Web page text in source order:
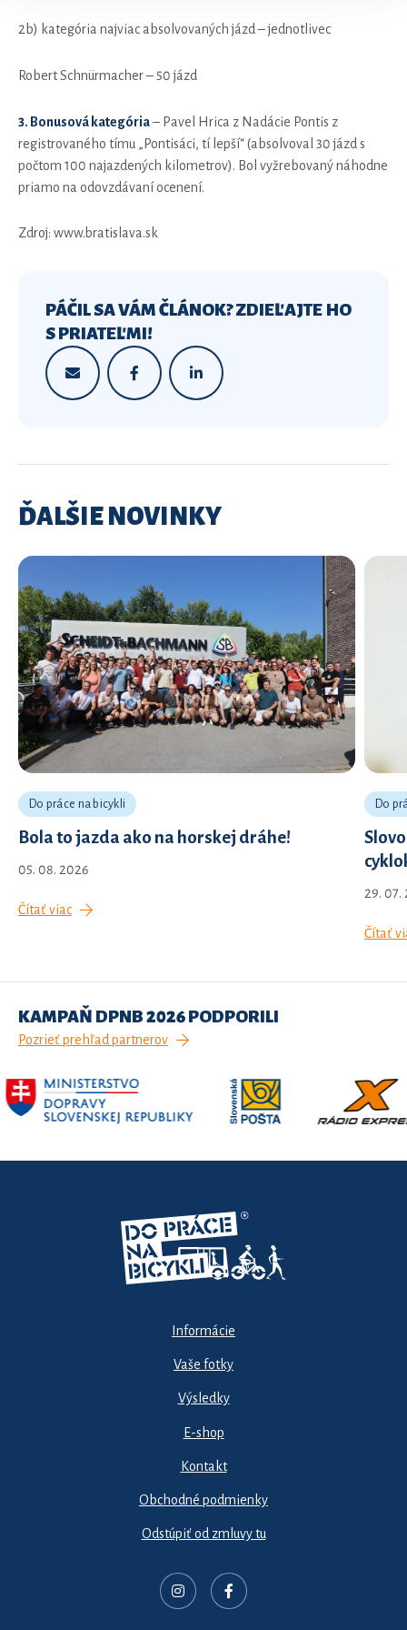
2b) kategória najviac absolvovaných jázd – jednotlivec
Robert Schnürmacher – 50 jázd
3. Bonusová kategória– Pavel Hrica z Nadácie Pontis z
registrovaného tímu „Pontisáci, tí lepší“ (absolvoval 30 jázd s
počtom 100 najazdených kilometrov). Bol vyžrebovaný náhodne
priamo na odovzdávaní ocenení.
Zdroj: www.bratislava.sk
PÁČIL SA VÁM ČLÁNOK? ZDIEĽAJTE HO
S PRIATEĽMI!
ĎALŠIE NOVINKY
Do práce na bicykli
Bola to jazda ako na horskej dráhe!
05. 08. 2026
Čítať viac
Do
29. 07.
Čítať
KAMPAŇ DPNB 2026 PODPORILI
Pozrieť prehľad partnerov
Informácie
Vaše fotky
Výsledky
E-shop
Kontakt
Obchodné podmienky
Odstúpiť od zmluvy tu